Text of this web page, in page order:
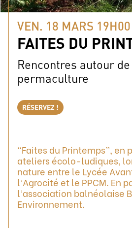
VEN. 18 MARS 19H00
FAITES DU
Rencontres autour
permaculture
RÉSERVEZ !
“Faites du Printemps”, en
ateliers écolo-ludiques,
nature entre le Lycée
l’Agrocité et le PPCM. En
l’association balnéolaise
Environnement.